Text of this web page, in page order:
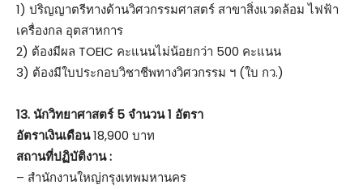
1) ปริญญาตรีทางด้านวิศวกรรมศาสตร์ สาขาสิ่งแวดล้อม ไฟฟ้า
เครื่องกล อุตสาหการ
2) ต้องมีผล TOEIC คะแนนไม่น้อยกว่า 500 คะแนน
3) ต้องมีใบประกอบวิชาชีพทางวิศวกรรม ฯ (ใบ กว.)
13. นักวิทยาศาสตร์ 5 จำนวน 1 อัตรา
อัตราเงินเดือน18,900 บาท
สถานที่ปฏิบัติงาน :
– สำนักงานใหญ่กรุงเทพมหานคร